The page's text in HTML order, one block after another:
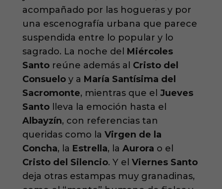
acompañado por las hogueras y por
una escenografía urbana que parece
suspendida entre lo popular y lo
sagrado. La noche del Miércoles
Santoreúne además al Cristo del
Consueloy a María Santísima del
Sacromonte, mientras que el Jueves
Santolleva la emoción hasta el
Albayzín, con referencias tan
queridas como la Virgen de la
Concha, la Estrella, la Aurora o el
Cristo del Silencio. Y el Viernes Santo
deja otras estampas muy granadinas,